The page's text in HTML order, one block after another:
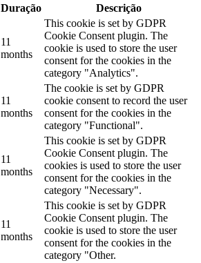
Duração Descrição
11
months
This cookie is set by GDPR
Cookie Consent plugin. The
cookie is used to store the user
consent for the cookies in the
category "Analytics".
11
months
The cookie is set by GDPR
cookie consent to record the user
consent for the cookies in the
category "Functional".
11
months
This cookie is set by GDPR
Cookie Consent plugin. The
cookies is used to store the user
consent for the cookies in the
category "Necessary".
11
months
This cookie is set by GDPR
Cookie Consent plugin. The
cookie is used to store the user
consent for the cookies in the
category "Other.